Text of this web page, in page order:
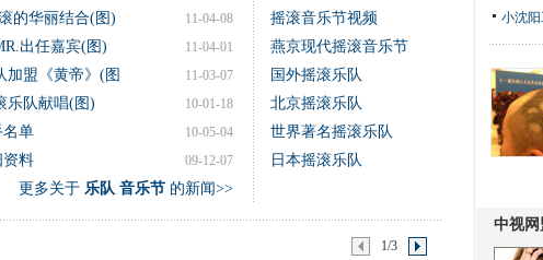
11-04-08
的华丽结合(图)
11-04-01
出任嘉宾(图)
11-03-07
加盟《黄帝》(图
10-01-18
乐队献唱(图)
10-05-04
名单
09-12-07
资料
更多关于 乐队 音乐节的新闻>>
摇滚音乐节视频
燕京现代摇滚音乐节
国外摇滚乐队
北京摇滚乐队
世界著名摇滚乐队
日本摇滚乐队
1/3
小沈